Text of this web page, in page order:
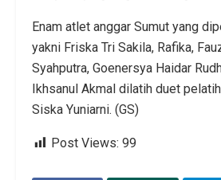
Enam atlet anggar Sumut yang
yakni Friska Tri Sakila, Rafika,
Syahputra, Goenersya Haidar
Ikhsanul Akmal dilatih duet
Siska Yuniarni. (GS)
Post Views: 99